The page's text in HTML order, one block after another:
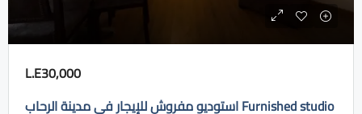
L.E30,000
استوديو مفروش للإيجار في مدينة الرحاب Furnished studio